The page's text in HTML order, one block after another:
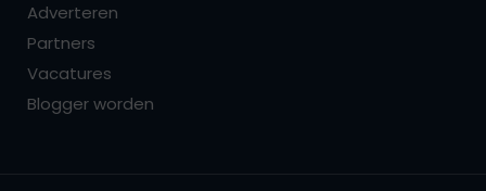
Adverteren
Partners
Vacatures
Blogger worden